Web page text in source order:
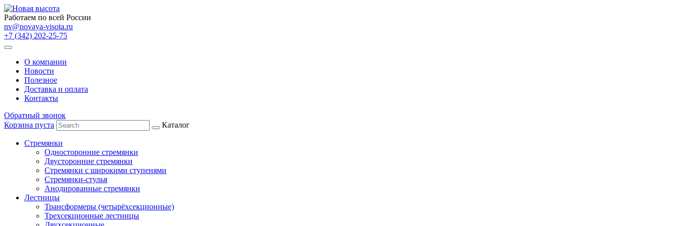
Работаем по всей России
nv@novaya-visota.ru
+7 (342) 202-25-75
О компании
Новости
Полезное
Доставка и оплата
Контакты
Обратный звонок
Корзина пуста
Каталог
Стремянки
Односторонние стремянки
Двусторонние стремянки
Стремянки с широкими ступенями
Стремянки-стулья
Анодированные стремянки
Лестницы
Трансформеры (четырёхсекционные)
Трехсекционные лестницы